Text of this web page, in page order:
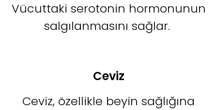
Vücuttaki serotonin hormonunun
salgılanmasını sağlar.
Ceviz
Ceviz, özellikle beyin sağlığına